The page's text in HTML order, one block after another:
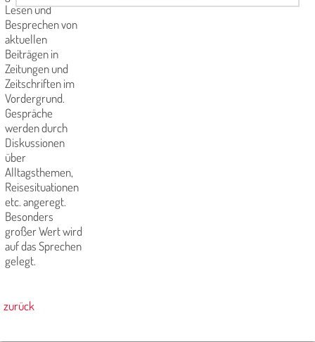
Lesen und
Besprechen von
aktuellen
Beiträgen in
Zeitungen und
Zeitschriften im
Vordergrund.
Gespräche
werden durch
Diskussionen
über
Alltagsthemen,
Reisesituationen
etc. angeregt.
Besonders
großer Wert wird
auf das Sprechen
gelegt.
zurück